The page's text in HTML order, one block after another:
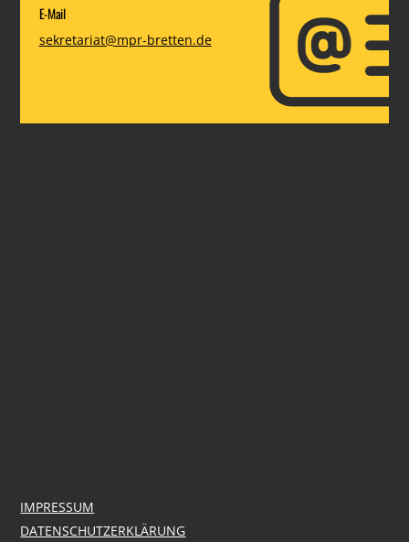
E-Mail
sekretariat@mpr-bretten.de
IMPRESSUM
DATENSCHUTZERKLÄRUNG